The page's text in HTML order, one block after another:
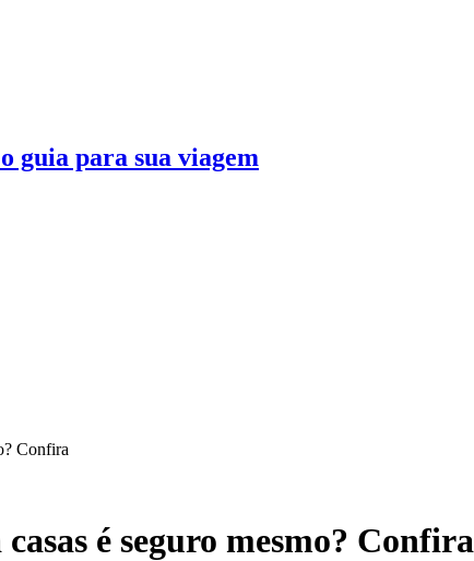
guia para sua viagem
Confira
é seguro mesmo? Confira